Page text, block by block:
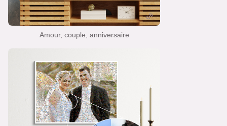
Amour, couple, anniversaire